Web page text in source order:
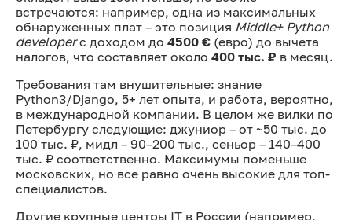
встречаются: например, одна из максимальных
обнаруженных плат – это позиция Middle+ Python
developerс доходом до 4500 € (евро) до вычета
налогов, что составляет около 400 тыс. ₽ в месяц.
Требования там внушительные: знание
Python3/Django, 5+ лет опыта, и работа, вероятно,
в международной компании. В целом же вилки по
Петербургу следующие: джуниор – от ~50 тыс. до
100 тыс. ₽, мидл – 90–200 тыс., сеньор – 140–400
тыс. ₽ соответственно. Максимумы поменьше
московских, но все равно очень высокие для топ-
специалистов.
Другие крупные центры IT в России (например,